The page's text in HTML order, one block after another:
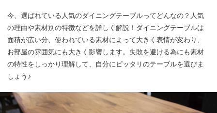
今、選ばれている人気のダイニングテーブルってどんなの？人気
の理由や素材別の特徴などを詳しく解説！ダイニングテーブルは
面積が広い分、使われている素材によって大きく表情が変わり、
お部屋の雰囲気にも大きく影響します。失敗を避ける為にも素材
の特性をしっかり理解して、自分にピッタリのテーブルを選びま
しょう♪